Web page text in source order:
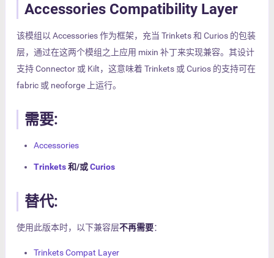
Accessories Compatibility Layer
该模组以 Accessories 作为框架，充当 Trinkets 和 Curios 的包装
层，通过在这两个模组之上应用 mixin 补丁来实现兼容。其设计
支持 Connector 或 Kilt，这意味着 Trinkets 或 Curios 的支持可在
fabric 或 neoforge 上运行。
需要:
Accessories
Trinkets和/或Curios
替代:
使用此版本时，以下兼容层不再需要：
Trinkets Compat Layer